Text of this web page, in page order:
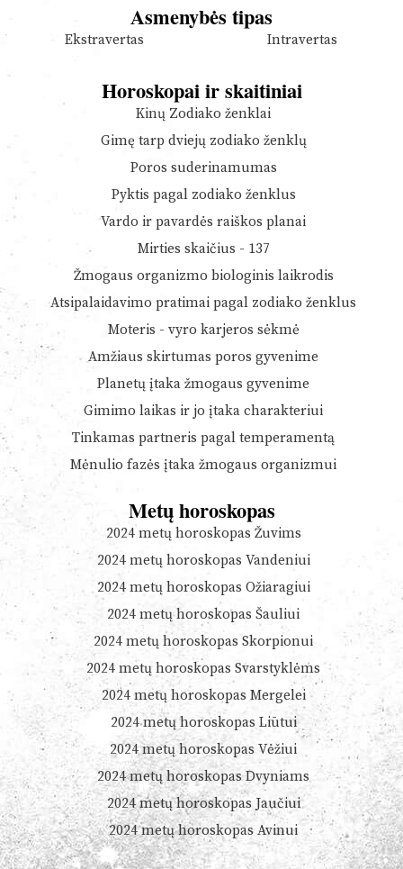
Asmenybės tipas
Ekstravertas Intravertas
Horoskopai ir skaitiniai
Kinų Zodiako ženklai
Gimę tarp dviejų zodiako ženklų
Poros suderinamumas
Pyktis pagal zodiako ženklus
Vardo ir pavardės raiškos planai
Mirties skaičius - 137
Žmogaus organizmo biologinis laikrodis
Atsipalaidavimo pratimai pagal zodiako ženklus
Moteris - vyro karjeros sėkmė
Amžiaus skirtumas poros gyvenime
Planetų įtaka žmogaus gyvenime
Gimimo laikas ir jo įtaka charakteriui
Tinkamas partneris pagal temperamentą
Mėnulio fazės įtaka žmogaus organizmui
Metų horoskopas
2024 metų horoskopas Žuvims
2024 metų horoskopas Vandeniui
2024 metų horoskopas Ožiaragiui
2024 metų horoskopas Šauliui
2024 metų horoskopas Skorpionui
2024 metų horoskopas Svarstyklėms
2024 metų horoskopas Mergelei
2024 metų horoskopas Liūtui
2024 metų horoskopas Vėžiui
2024 metų horoskopas Dvyniams
2024 metų horoskopas Jaučiui
2024 metų horoskopas Avinui